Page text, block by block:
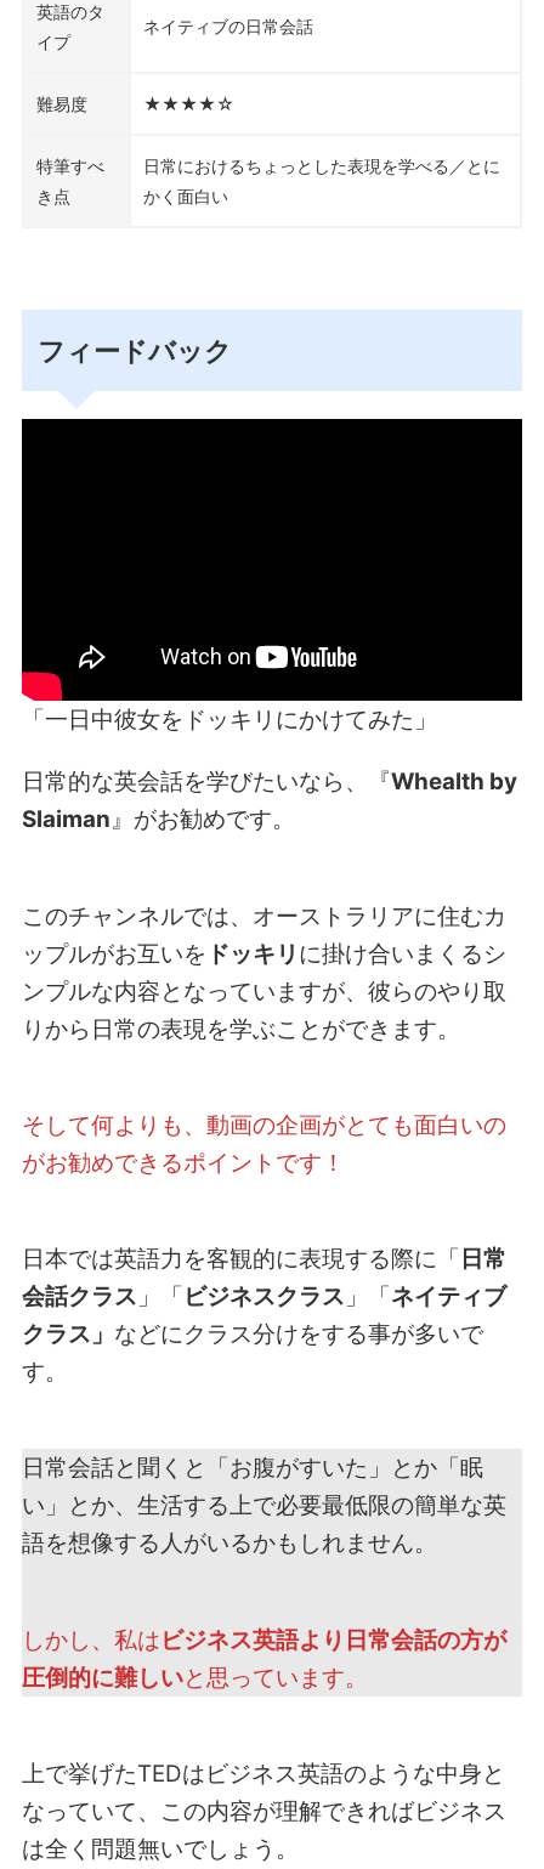
英語のタ
イプ
ネイティブの日常会話
難易度 ★★★★☆
特筆すべ
き点
日常におけるちょっとした表現を学べる／とに
かく面白い
フィードバック
「一日中彼女をドッキリにかけてみた」
日常的な英会話を学びたいなら、『Whealth by
Slaiman』がお勧めです。
このチャンネルでは、オーストラリアに住むカ
ップルがお互いを ドッキリ に掛け合いまくるシ
ンプルな内容となっていますが、彼らのやり取
りから日常の表現を学ぶことができます。
そして何よりも、動画の企画がとても面白いの
がお勧めできるポイントです！
日本では英語力を客観的に表現する際に「 日常
会話クラス 」「 ビジネスクラス 」「ネイティブ
クラス」 などにクラス分けをする事が多いで
す。
日常会話と聞くと「お腹がすいた」とか「眠
い」とか、生活する上で必要最低限の簡単な英
語を想像する人がいるかもしれません。
しかし、私はビジネス英語より日常会話の方が
圧倒的に難しいと思っています。
上で挙げたTEDはビジネス英語のような中身と
なっていて、この内容が理解できればビジネス
は全く問題無いでしょう。